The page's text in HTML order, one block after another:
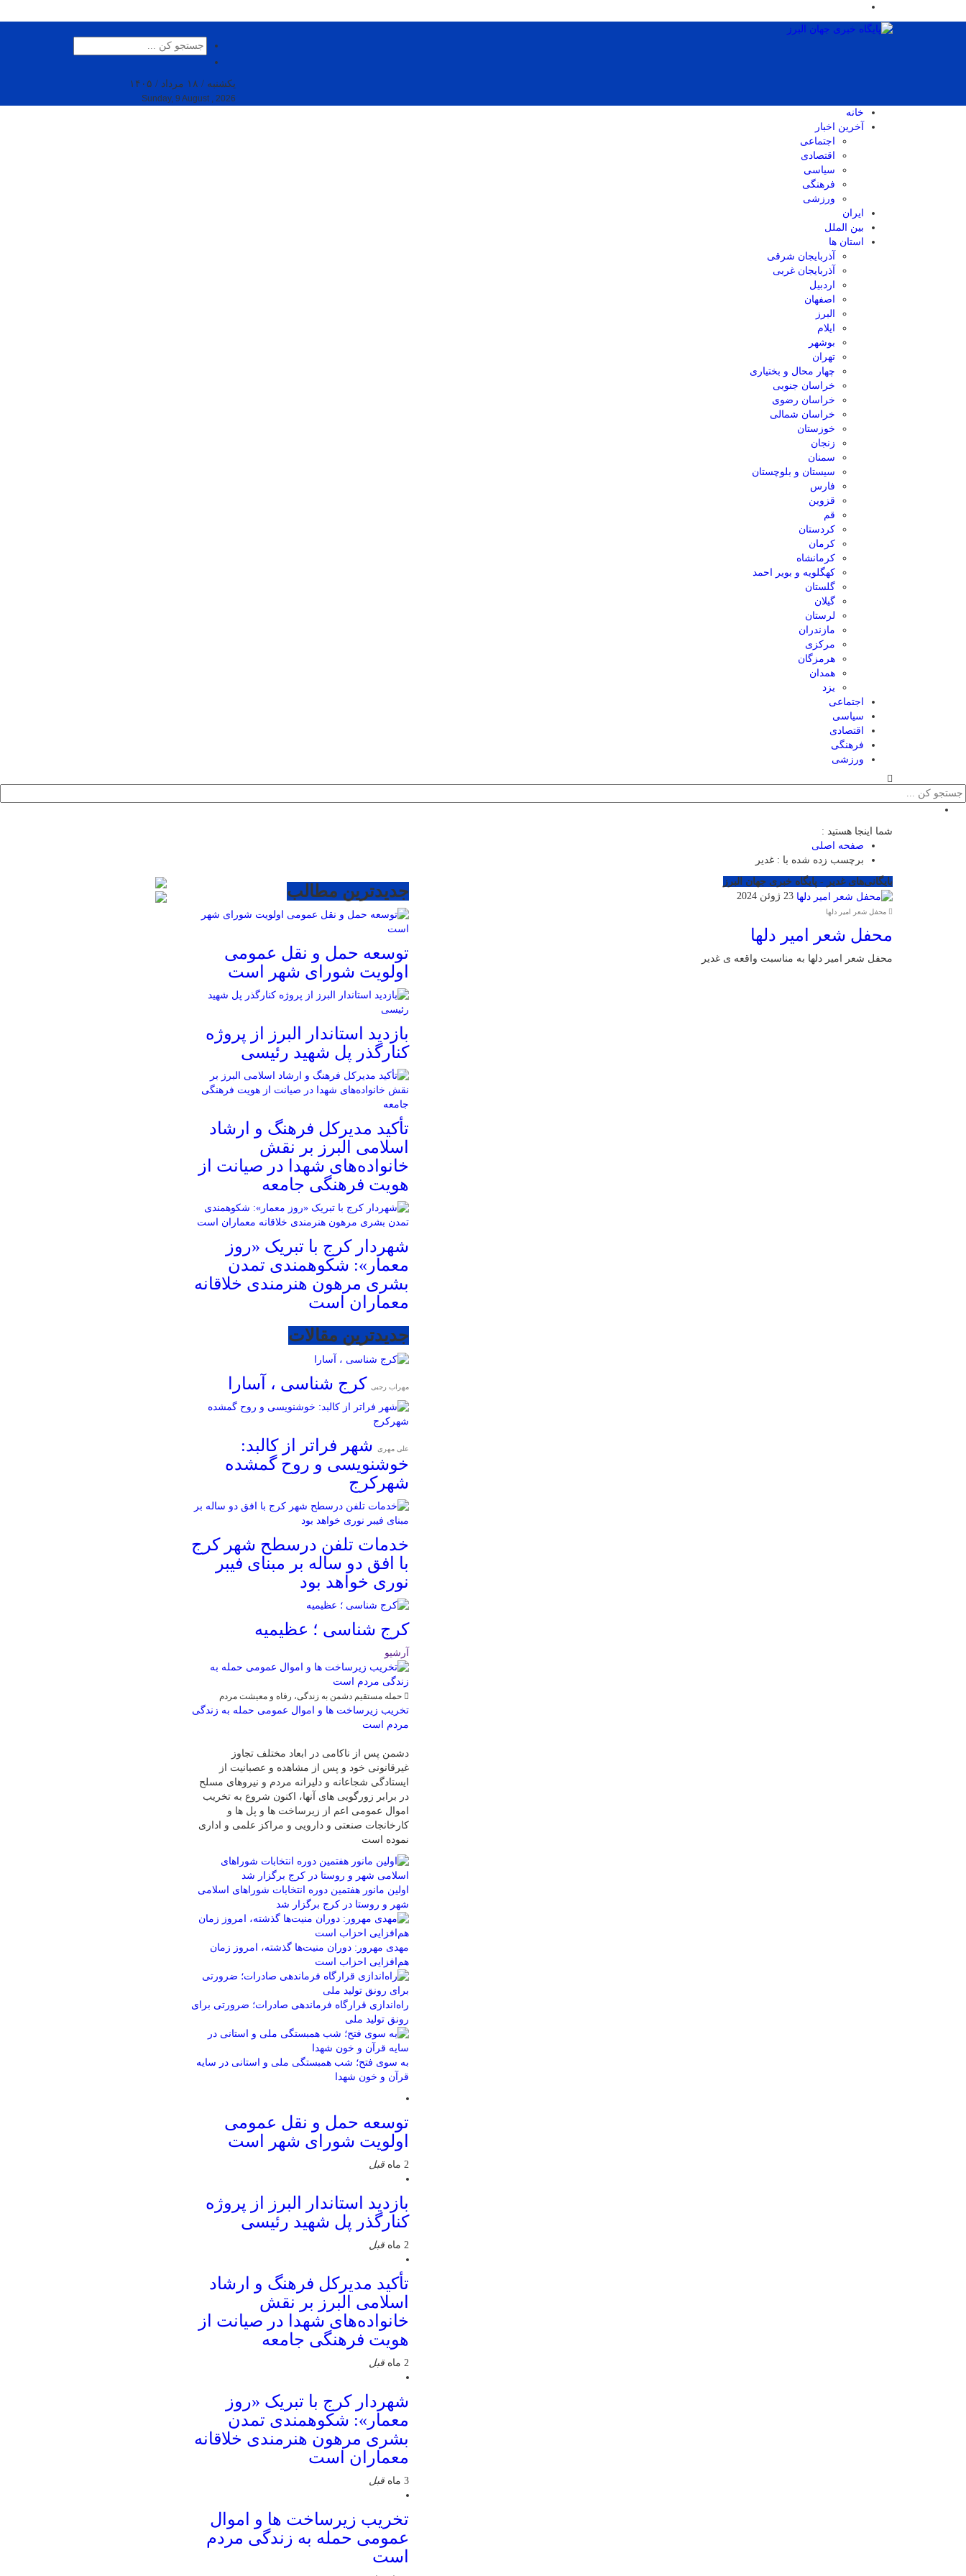
یکشنبه / ۱۸ مرداد / ۱۴۰۵
Sunday, 9 August , 2026
خانه
آخرین اخبار
اجتماعی
اقتصادی
سیاسی
فرهنگی
ورزشی
ایران
بین الملل
استان ها
آذربایجان شرقی
آذربایجان غربی
اردبیل
اصفهان
البرز
ایلام
بوشهر
تهران
چهار محال و بختیاری
خراسان جنوبی
خراسان رضوی
خراسان شمالی
خوزستان
زنجان
سمنان
سیستان و بلوچستان
فارس
قزوین
قم
کردستان
کرمان
کرمانشاه
کهگلویه و بویر احمد
گلستان
گیلان
لرستان
مازندران
مرکزی
هرمزگان
همدان
یزد
اجتماعی
سیاسی
اقتصادی
فرهنگی
ورزشی
شما اینجا هستید :
صفحه اصلی
برچسب زده شده با : غدیر
بایگانی‌های غدیر - پایگاه خبری جهان البرز
23 ژوئن 2024
محفل شعر امیر دلها
محفل شعر امیر دلها
محفل شعر امیر دلها به مناسبت واقعه ی غدیر
جدیدترین مطالب
توسعه حمل و نقل عمومی
اولویت شورای شهر است
بازدید استاندار البرز از پروژه
کنارگذر پل شهید رئیسی
تأکید مدیرکل فرهنگ و ارشاد
اسلامی البرز بر نقش
خانواده‌های شهدا در صیانت از
هویت فرهنگی جامعه
شهردار کرج با تبریک «روز
معمار»: شکوهمندی تمدن
بشری مرهون هنرمندی خلاقانه
معماران است
جدیدترین مقالات
مهراب رجبی کرج شناسی ، آسارا
علی مهری
شهر فراتر از کالبد:
خوشنویسی و روح گمشده
شهرکرج
خدمات تلفن درسطح شهر کرج
با افق دو ساله بر مبنای فیبر
نوری خواهد بود
کرج شناسی ؛ عظیمیه
آرشیو
حمله مستقیم دشمن به زندگی، رفاه و معیشت مردم
تخریب زیرساخت ها و اموال عمومی حمله به زندگی
مردم است
دشمن پس از ناکامی در ابعاد مختلف تجاوز
غیرقانونی خود و پس از مشاهده و عصبانیت از
ایستادگی شجاعانه و دلیرانه مردم و نیروهای مسلح
در برابر زورگویی های آنها، اکنون شروع به تخریب
اموال عمومی اعم از زیرساخت ها و پل ها و
کارخانجات صنعتی و دارویی و مراکز علمی و اداری
نموده است
اولین مانور هفتمین دوره انتخابات شوراهای اسلامی
شهر و روستا در کرج برگزار شد
مهدی مهرور: دوران منیت‌ها گذشته، امروز زمان
هم‌افزایی احزاب است
راه‌اندازی قرارگاه فرماندهی صادرات؛ ضرورتی برای
رونق تولید ملی
به سوی فتح؛ شب همبستگی ملی و استانی در سایه
قرآن و خون شهدا
توسعه حمل و نقل عمومی
اولویت شورای شهر است
2 ماه قبل
بازدید استاندار البرز از پروژه
کنارگذر پل شهید رئیسی
2 ماه قبل
تأکید مدیرکل فرهنگ و ارشاد
اسلامی البرز بر نقش
خانواده‌های شهدا در صیانت از
هویت فرهنگی جامعه
2 ماه قبل
شهردار کرج با تبریک «روز
معمار»: شکوهمندی تمدن
بشری مرهون هنرمندی خلاقانه
معماران است
3 ماه قبل
تخریب زیرساخت ها و اموال
عمومی حمله به زندگی مردم
است